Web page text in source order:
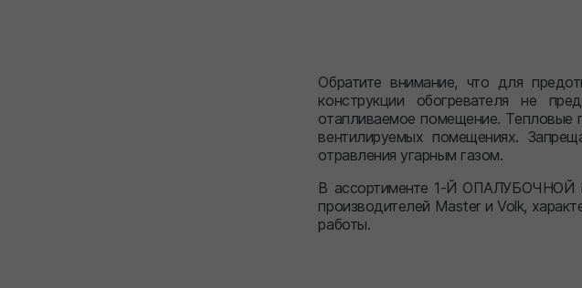
Обратите внимание, что для
конструкции обогревателя не
отапливаемое помещение. Тепловые
вентилируемых помещениях.
отравления угарным газом.
В ассортименте 1-Й ОПАЛУБОЧНОЙ
производителей Master и Volk,
работы.